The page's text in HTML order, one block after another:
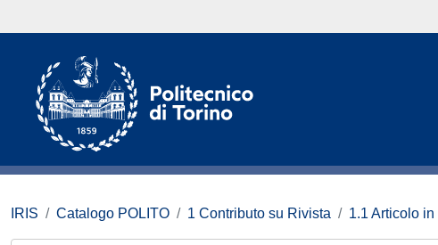
IRIS Catalogo POLITO 1 Contributo su Rivista 1.1 Articolo in